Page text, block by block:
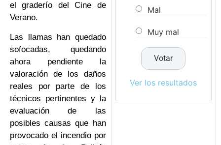
el graderío del Cine de
Verano.
Las llamas han quedado
sofocadas, quedando
ahora pendiente la
valoración de los daños
reales por parte de los
técnicos pertinentes y la
evaluación de las
posibles causas que han
provocado el incendio por
Mal
Muy mal
Ver los resultados